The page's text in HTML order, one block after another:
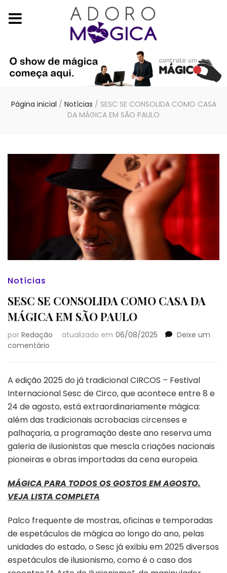
Página inicial / Notícias / SESC SE CONSOLIDA COMO CASA
DA MÁGICA EM SÃO PAULO
Notícias
SESC SE CONSOLIDA COMO CASA DA
MÁGICA EM SÃO PAULO
por Redação atualizado em 06/08/2025
Deixe um
comentário
CONSOLIDA
CASA
DA
MÁGICA
EM
SÃO
PAULO
A edição 2025 do já tradicional CIRCOS – Festival
Internacional Sesc de Circo, que acontece entre 8 e
24 de agosto, está extraordinariamente mágica:
além das tradicionais acrobacias circenses e
palhaçaria, a programação deste ano reserva uma
galeria de ilusionistas que mescla criações nacionais
pioneiras e obras importadas da cena europeia.
MÁGICA PARA TODOS OS GOSTOS EM AGOSTO.
VEJA LISTA COMPLETA
Palco frequente de mostras, oficinas e temporadas
de espetáculos de mágica ao longo do ano, pelas
unidades do estado, o Sesc já exibiu em 2025 diversos
espetáculos de ilusionismo, como é o caso dos